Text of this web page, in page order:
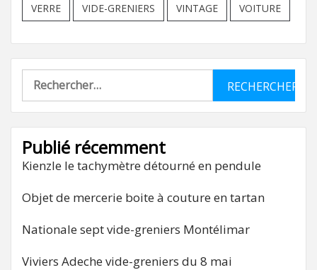
VERRE VIDE-GRENIERS VINTAGE VOITURE
Rechercher :
Publié récemment
Kienzle le tachymètre détourné en pendule
Objet de mercerie boite à couture en tartan
Nationale sept vide-greniers Montélimar
Viviers Adeche vide-greniers du 8 mai